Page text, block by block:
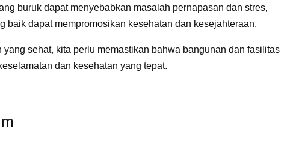
buruk dapat menyebabkan masalah pernapasan dan stres,
baik dapat mempromosikan kesehatan dan kesejahteraan.
sehat, kita perlu memastikan bahwa bangunan dan fasilitas
dan kesehatan yang tepat.